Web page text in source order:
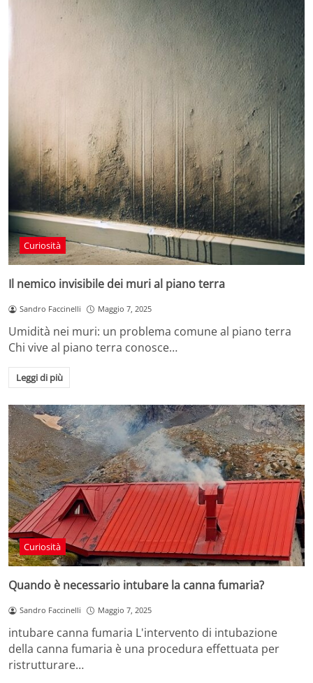
Curiosità
Il nemico invisibile dei muri al piano terra
Sandro Faccinelli Maggio 7, 2025
Umidità nei muri: un problema comune al piano terra
Chi vive al piano terra conosce…
Leggi di più
Curiosità
Quando è necessario intubare la canna fumaria?
Sandro Faccinelli Maggio 7, 2025
intubare canna fumaria L'intervento di intubazione
della canna fumaria è una procedura effettuata per
ristrutturare…